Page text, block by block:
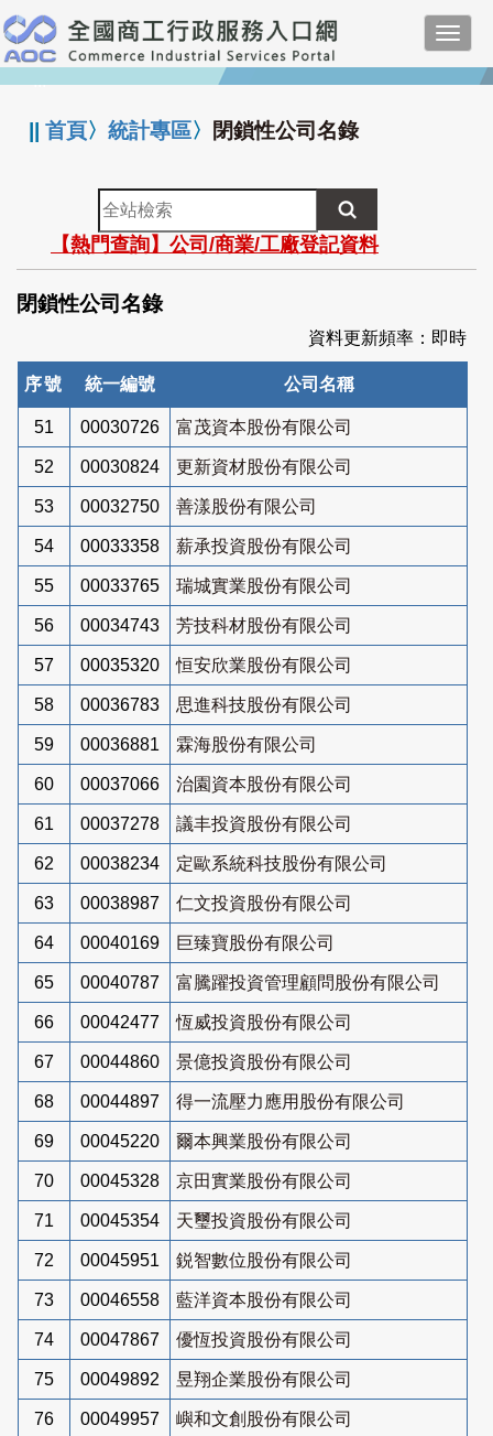
跳
到
主
要
:::
||首頁〉統計專區〉 閉鎖性公司名錄
全
站
檢
索
【熱門查詢】公司/商業/工廠登記資料
閉鎖性公司名錄
資料更新頻率：即時
序號 統一編號 公司名稱
51 00030726 富茂資本股份有限公司
52 00030824 更新資材股份有限公司
53 00032750 善漾股份有限公司
54 00033358 薪承投資股份有限公司
55 00033765 瑞城實業股份有限公司
56 00034743 芳技科材股份有限公司
57 00035320 恒安欣業股份有限公司
58 00036783 思進科技股份有限公司
59 00036881 霖海股份有限公司
60 00037066 治園資本股份有限公司
61 00037278 議丰投資股份有限公司
62 00038234 定歐系統科技股份有限公司
63 00038987 仁文投資股份有限公司
64 00040169 巨臻寶股份有限公司
65 00040787 富騰躍投資管理顧問股份有限公司
66 00042477 恆威投資股份有限公司
67 00044860 景億投資股份有限公司
68 00044897 得一流壓力應用股份有限公司
69 00045220 爾本興業股份有限公司
70 00045328 京田實業股份有限公司
71 00045354 天璽投資股份有限公司
72 00045951 鋭智數位股份有限公司
73 00046558 藍洋資本股份有限公司
74 00047867 優恆投資股份有限公司
75 00049892 昱翔企業股份有限公司
76 00049957 嶼和文創股份有限公司